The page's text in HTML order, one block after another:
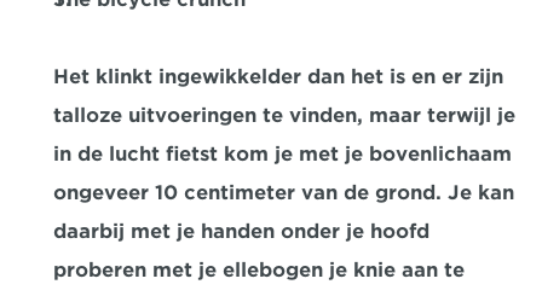
Het klinkt ingewikkelder dan het is en er zijn
talloze uitvoeringen te vinden, maar terwijl je
in de lucht fietst kom je met je bovenlichaam
ongeveer 10 centimeter van de grond. Je kan
daarbij met je handen onder je hoofd
proberen met je ellebogen je knie aan te